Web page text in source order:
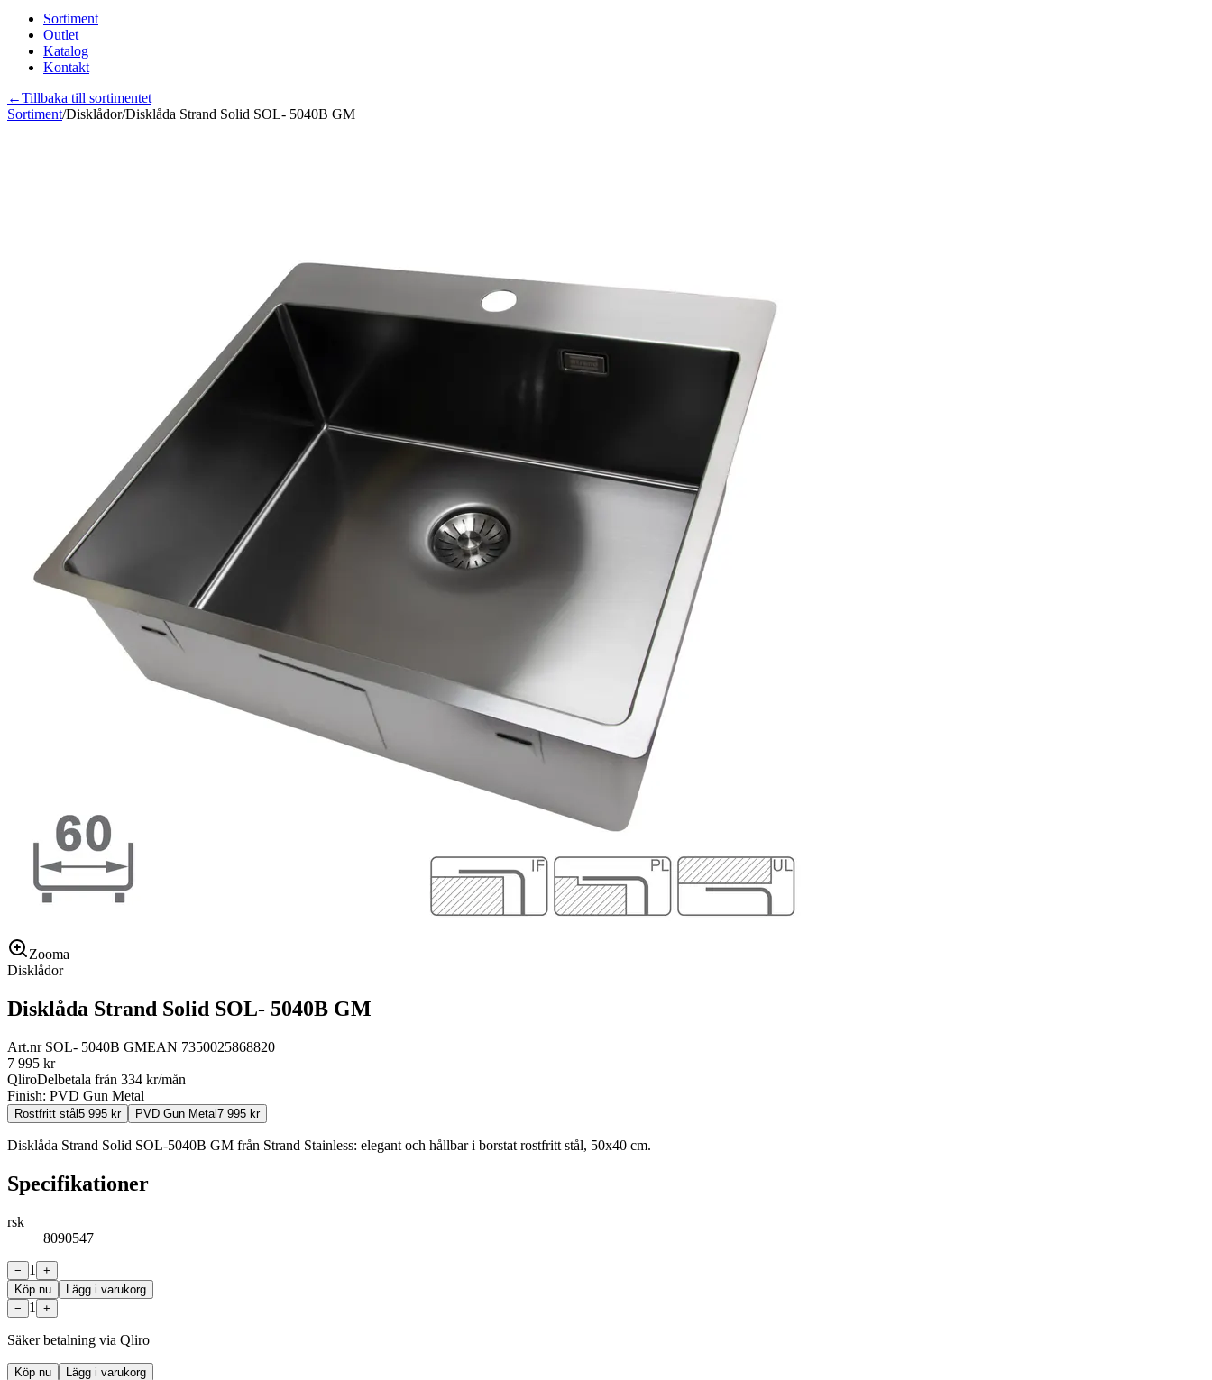
Sortiment
Outlet
Katalog
Kontakt
←Tillbaka till sortimentet
Sortiment/Disklådor/Disklåda Strand Solid SOL- 5040B GM
Zooma
Disklådor
Disklåda Strand Solid SOL- 5040B GM
Art.nr SOL- 5040B GMEAN 7350025868820
7 995 kr
QliroDelbetala från 334 kr/mån
Finish: PVD Gun Metal
Rostfritt stål 5 995 kr PVD Gun Metal 7 995 kr
Disklåda Strand Solid SOL-5040B GM från Strand Stainless: elegant och hållbar i borstat rostfritt stål, 50x40 cm.
Specifikationer
rsk
8090547
− 1
+
Köp nu
Lägg i varukorg
−
1 +
Säker betalning via Qliro
Köp nu Lägg i varukorg